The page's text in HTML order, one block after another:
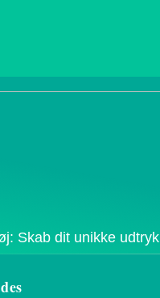
Skab dit unikke udtryk